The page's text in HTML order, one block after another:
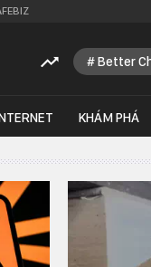
Better
KHÁM PHÁ